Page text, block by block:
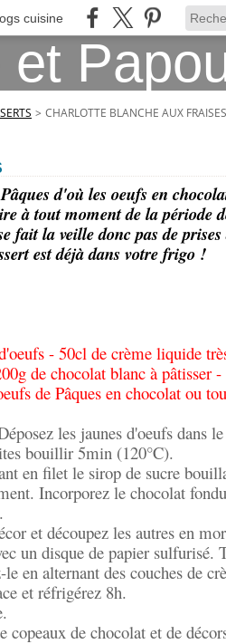
cuisine
> CHARLOTTE BLANCHE AUX FRAISES
d'où les oeufs en
à tout moment de la période
fait la veille donc pas de
est déjà dans votre frigo !
- 50cl de crème liquide
de chocolat blanc à pâtisser -
de Pâques en chocolat ou
les jaunes d'oeufs dans
bouillir 5min (120°C).
en filet le sirop de sucre
Incorporez le chocolat
et découpez les autres en
un disque de papier sulfurisé.
en alternant des couches de
et réfrigérez 8h.
copeaux de chocolat et de